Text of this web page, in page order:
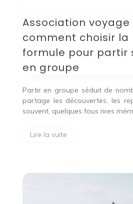
Association voyage
comment choisir la
formule pour partir
en groupe
Partir en groupe séduit de
partage les découvertes, les
souvent, quelques fous rires
Lire la suite